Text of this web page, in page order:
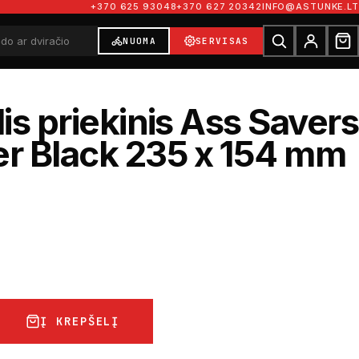
+370 625 93048+370 627 20342INFO@ASTUNKE.LT
NUOMA SERVISAS
priekinis Ass Savers
Black 235 x 154 mm
Į KREPŠELĮ